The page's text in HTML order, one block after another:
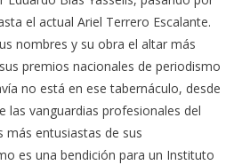
el actual Ariel Terrero Escalante.
nombres y su obra el altar más
premios nacionales de periodismo
no está en ese tabernáculo, desde
las vanguardias profesionales del
más entusiastas de sus
es una bendición para un Instituto